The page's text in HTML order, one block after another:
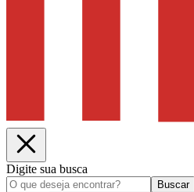
Digite sua busca
Buscar